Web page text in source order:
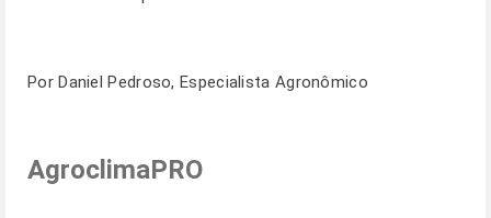
Por Daniel Pedroso, Especialista Agronômico
AgroclimaPRO